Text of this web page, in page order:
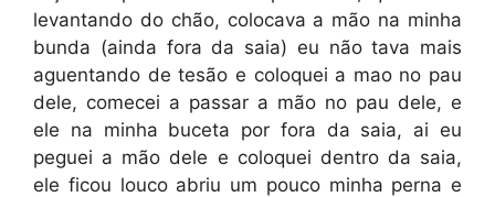
levantando do chão, colocava a mão na minha
bunda (ainda fora da saia) eu não tava mais
aguentando de tesão e coloquei a mao no pau
dele, comecei a passar a mão no pau dele, e
ele na minha buceta por fora da saia, ai eu
peguei a mão dele e coloquei dentro da saia,
ele ficou louco abriu um pouco minha perna e